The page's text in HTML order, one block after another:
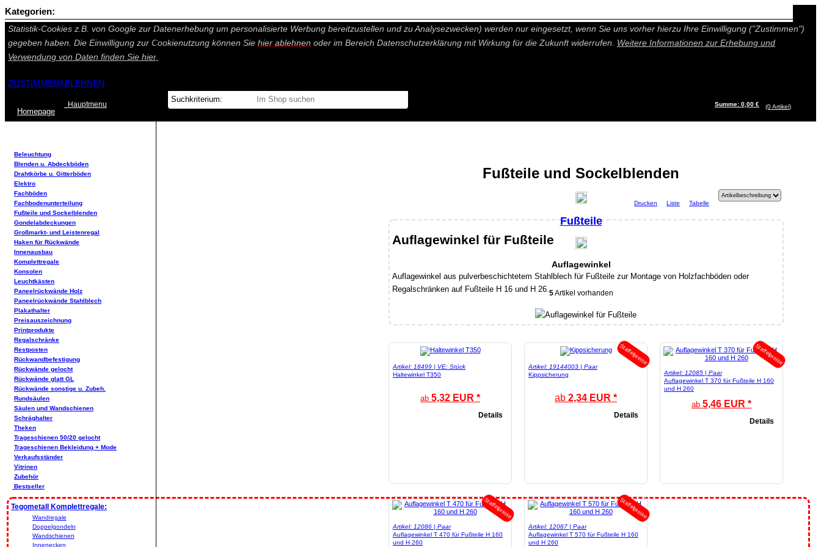
Auf dieser Seite werden technisch notwendige Cookies gesetzt. Technisch nicht notwendige Cookies und Statistik Funktionen, die Ihnen ein besseres und individuelleres Angebot bieten (Marketing- und
Statistik-Cookies z.B. von Google zur Datenerhebung um personalisierte Werbung bereitzustellen und zu Analysezwecken) werden nur eingesetzt, wenn Sie uns vorher hierzu Ihre Einwilligung ("Zustimmen")
gegeben haben. Die Einwilligung zur Cookienutzung können Sie hier ablehnen oder im Bereich Datenschutzerklärung mit Wirkung für die Zukunft widerrufen. Weitere Informationen zur Erhebung und
Verwendung von Daten finden Sie hier.
ZUSTIMMENABLEHNEN
Homepage
Hauptmenu Summe: 0,00 € (0Artikel)
Fußteile und Sockelblenden
Fußteile
Auflagewinkel
5Artikel vorhanden
Drucken Liste Tabelle
Auflagewinkel für Fußteile
Auflagewinkel aus pulverbeschichtetem Stahlblech für Fußteile zur Montage von Holzfachböden oder
Regalschränken auf Fußteile H 16 und H 26.
Artikel: 18499 | VE: Stück
Haltewinkel T350
ab 5,32 EUR *
Details
Staffelpreise
Artikel: 19144003 | Paar
Kippsicherung
ab 2,34 EUR *
Details
Staffelpreise
Artikel: 12085 | Paar
Auflagewinkel T 370 für Fußteile H 160
und H 260
ab 5,46 EUR *
Details
Staffelpreise
Artikel: 12086 | Paar
Auflagewinkel T 470 für Fußteile H 160
und H 260
Staffelpreise
Artikel: 12087 | Paar
Auflagewinkel T 570 für Fußteile H 160
und H 260
Kategorien:
Beleuchtung
Blenden u. Abdeckböden
Drahtkörbe u. Gitterböden
Elektro
Fachböden
Fachbodenunterteilung
Fußteile und Sockelblenden
Gondelabdeckungen
Großmarkt- und Leistenregal
Haken für Rückwände
Innenausbau
Komplettregale
Konsolen
Leuchtkästen
Paneelrückwände Holz
Paneelrückwände Stahlblech
Plakathalter
Preisauszeichnung
Printprodukte
Regalschränke
Restposten
Rückwandbefestigung
Rückwände gelocht
Rückwände glatt GL
Rückwände sonstige u. Zubeh.
Rundsäulen
Säulen und Wandschienen
Schräghalter
Theken
Trageschienen 50/20 gelocht
Trageschienen Bekleidung + Mode
Verkaufsständer
Vitrinen
Zubehör
Bestseller
Tegometall Komplettregale:
Wandregale
Doppelgondeln
Wandschienen
Innenecken